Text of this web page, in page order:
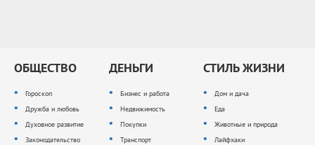
ОБЩЕСТВО
Гороскоп
Дружба и любовь
Духовное развитие
Законодательство
ДЕНЬГИ
Бизнес и работа
Недвижимость
Покупки
Транспорт
СТИЛЬ ЖИЗНИ
Дом и дача
Еда
Животные и природа
Лайфхаки